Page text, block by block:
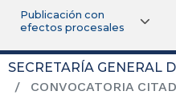
Publicación con
efectos procesales
SECRETARÍA GENERAL
CONVOCATORIA